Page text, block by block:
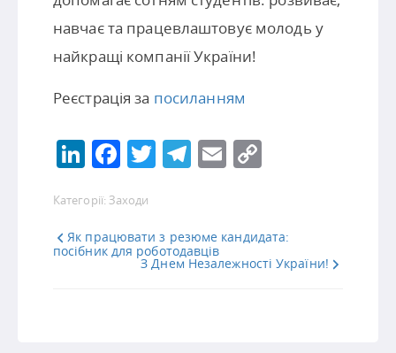
навчає та працевлаштовує молодь у
найкращі компанії України!
Реєстрація за посиланням
LinkedIn
Facebook
Twitter
Telegram
Email
Категорії: Заходи
Як працювати з резюме кандидата:
посібник для роботодавців
З Днем Незалежності України!